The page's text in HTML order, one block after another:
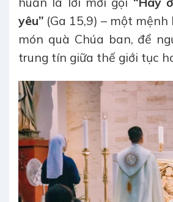
yêu” (Ga 15,9) – một mệnh
món quà Chúa ban, để
trung tín giữa thế giới tục